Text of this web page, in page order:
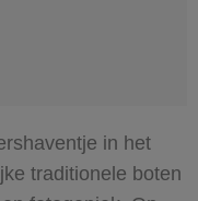
in het
traditionele boten